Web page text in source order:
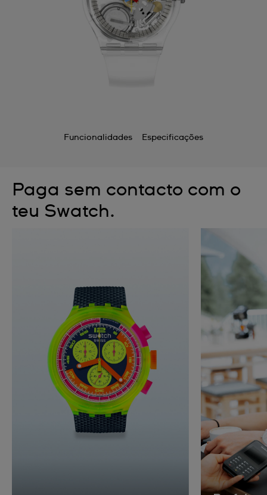
Funcionalidades Especificações
Paga sem contacto com o
teu Swatch.